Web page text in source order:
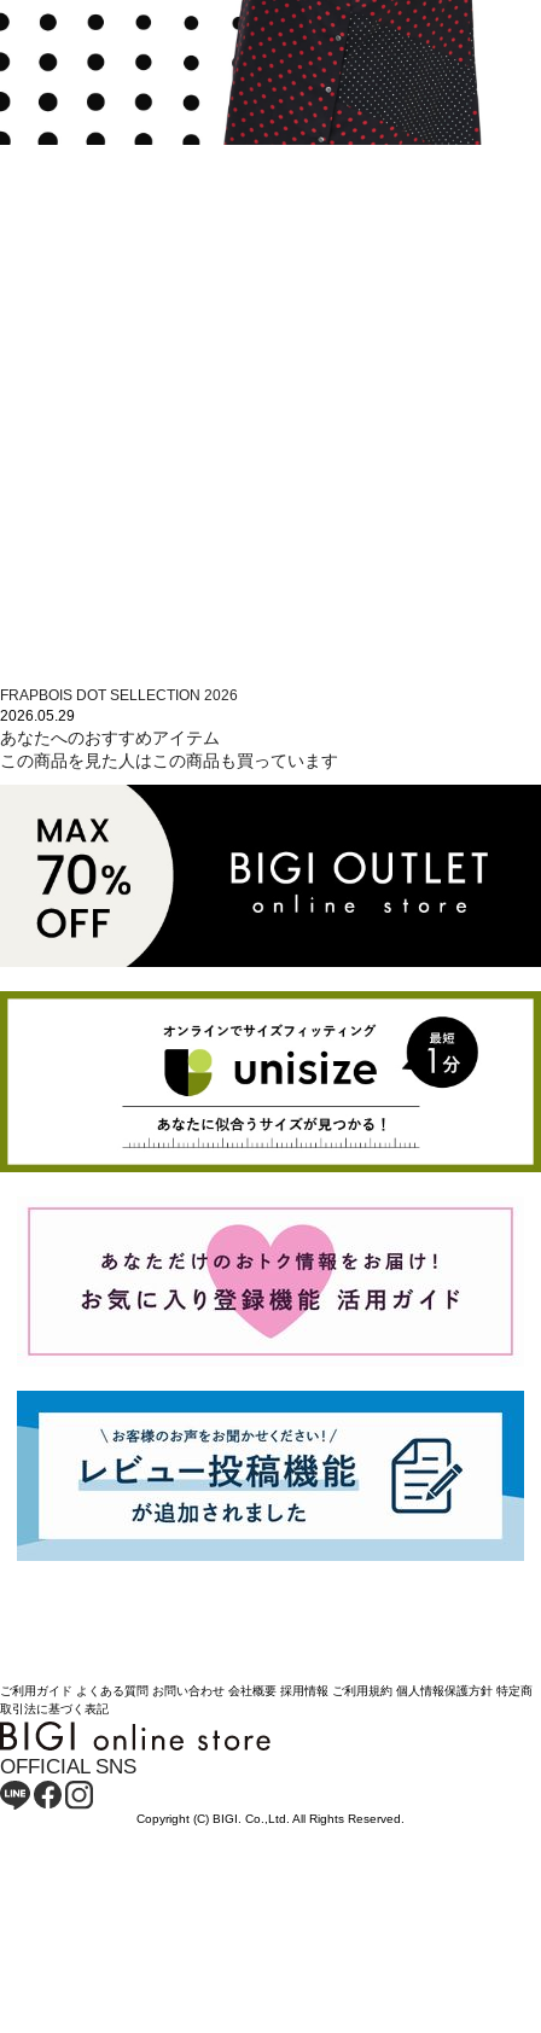
FRAPBOIS DOT SELLECTION 2026
2026.05.29
あなたへのおすすめアイテム
この商品を見た人はこの商品も買っています
ご利用ガイド よくある質問 お問い合わせ 会社概要 採用情報 ご利用規約 個人情報保護方針 特定商
取引法に基づく表記
OFFICIAL SNS
Copyright (C) BIGI. Co.,Ltd. All Rights Reserved.